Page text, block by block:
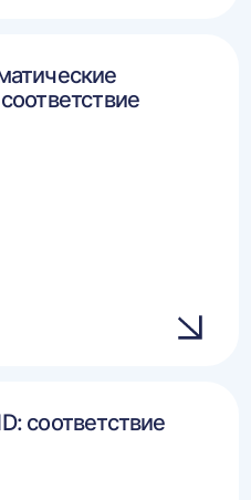
соответствие